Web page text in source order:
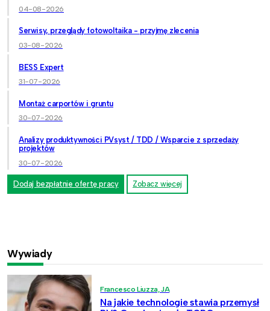
04-08-2026
Serwisy, przeglądy fotowoltaika - przyjmę zlecenia
03-08-2026
BESS Expert
31-07-2026
Montaż carportów i gruntu
30-07-2026
Analizy produktywności PVsyst / TDD / Wsparcie z sprzedaży
projektów
30-07-2026
Dodaj bezpłatnie ofertę pracy Zobacz więcej
Wywiady
Francesco Liuzza, JA
Na jakie technologie stawia przemysł